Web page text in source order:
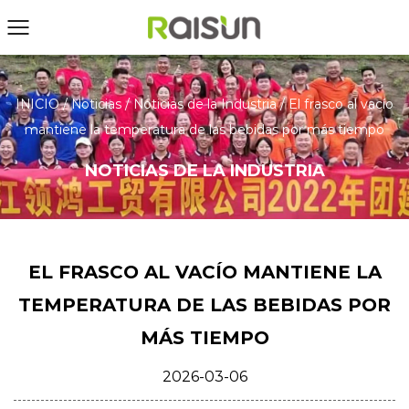
INICIO/Noticias /Noticias de la Industria/El frasco al vacío
mantiene la temperatura de las bebidas por más tiempo
NOTICIAS DE LA INDUSTRIA
EL FRASCO AL VACÍO MANTIENE LA
TEMPERATURA DE LAS BEBIDAS POR
MÁS TIEMPO
2026-03-06